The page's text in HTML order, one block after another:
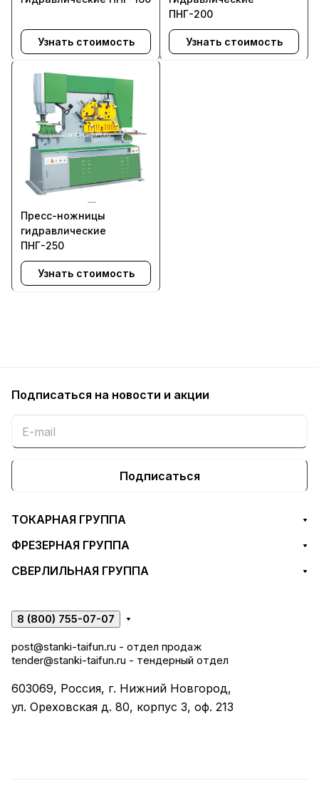
Узнать стоимость
ПНГ-200
Узнать стоимость
Пресс-ножницы
гидравлические
ПНГ-250
Узнать стоимость
Подписаться на новости и акции
Подписаться
ТОКАРНАЯ ГРУППА
ФРЕЗЕРНАЯ ГРУППА
СВЕРЛИЛЬНАЯ ГРУППА
8 (800) 755-07-07
post@stanki-taifun.ru - отдел продаж
tender@stanki-taifun.ru - тендерный отдел
603069, Россия, г. Нижний Новгород,
ул. Ореховская д. 80, корпус 3, оф. 213